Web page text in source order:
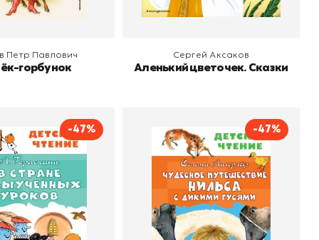
Петр Павлович
горбунок
Сергей Аксаков
Аленький цветочек. Сказки
-47%
невыученных
уроков
Гераскина Лия Борисовна
-47%
Чудесное путешествие
Нильса с дикими гусями
Сельма Лагерлёф
Издательство